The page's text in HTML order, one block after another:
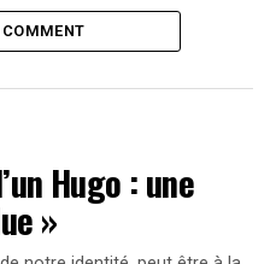
et Modèle
gratuit. Il sera proposé à
3 septembre sur PC et
soit gratuit pour les
mois-là. Les
qu’il n’y aura pas
COMMENT
Hugo : une
»